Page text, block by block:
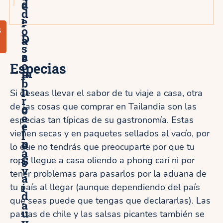
e
l
a
s
F
l
o
r
e
s
d
o
s
o
b
r
e
l
a
v
í
a
d
e
D
a
m
n
o
e
n
S
a
d
u
Especias
Si deseas llevar el sabor de tu viaje a casa, otra
de las cosas que comprar en Tailandia son las
especias tan típicas de su gastronomía. Estas
vienen secas y en paquetes sellados al vacío, por
lo que no tendrás que preocuparte por que tu
ropa llegue a casa oliendo a phong cari ni por
tener problemas para pasarlos por la aduana de
tu país al llegar (aunque dependiendo del país
que seas puede que tengas que declararlas). Las
pastas de chile y las salsas picantes también se